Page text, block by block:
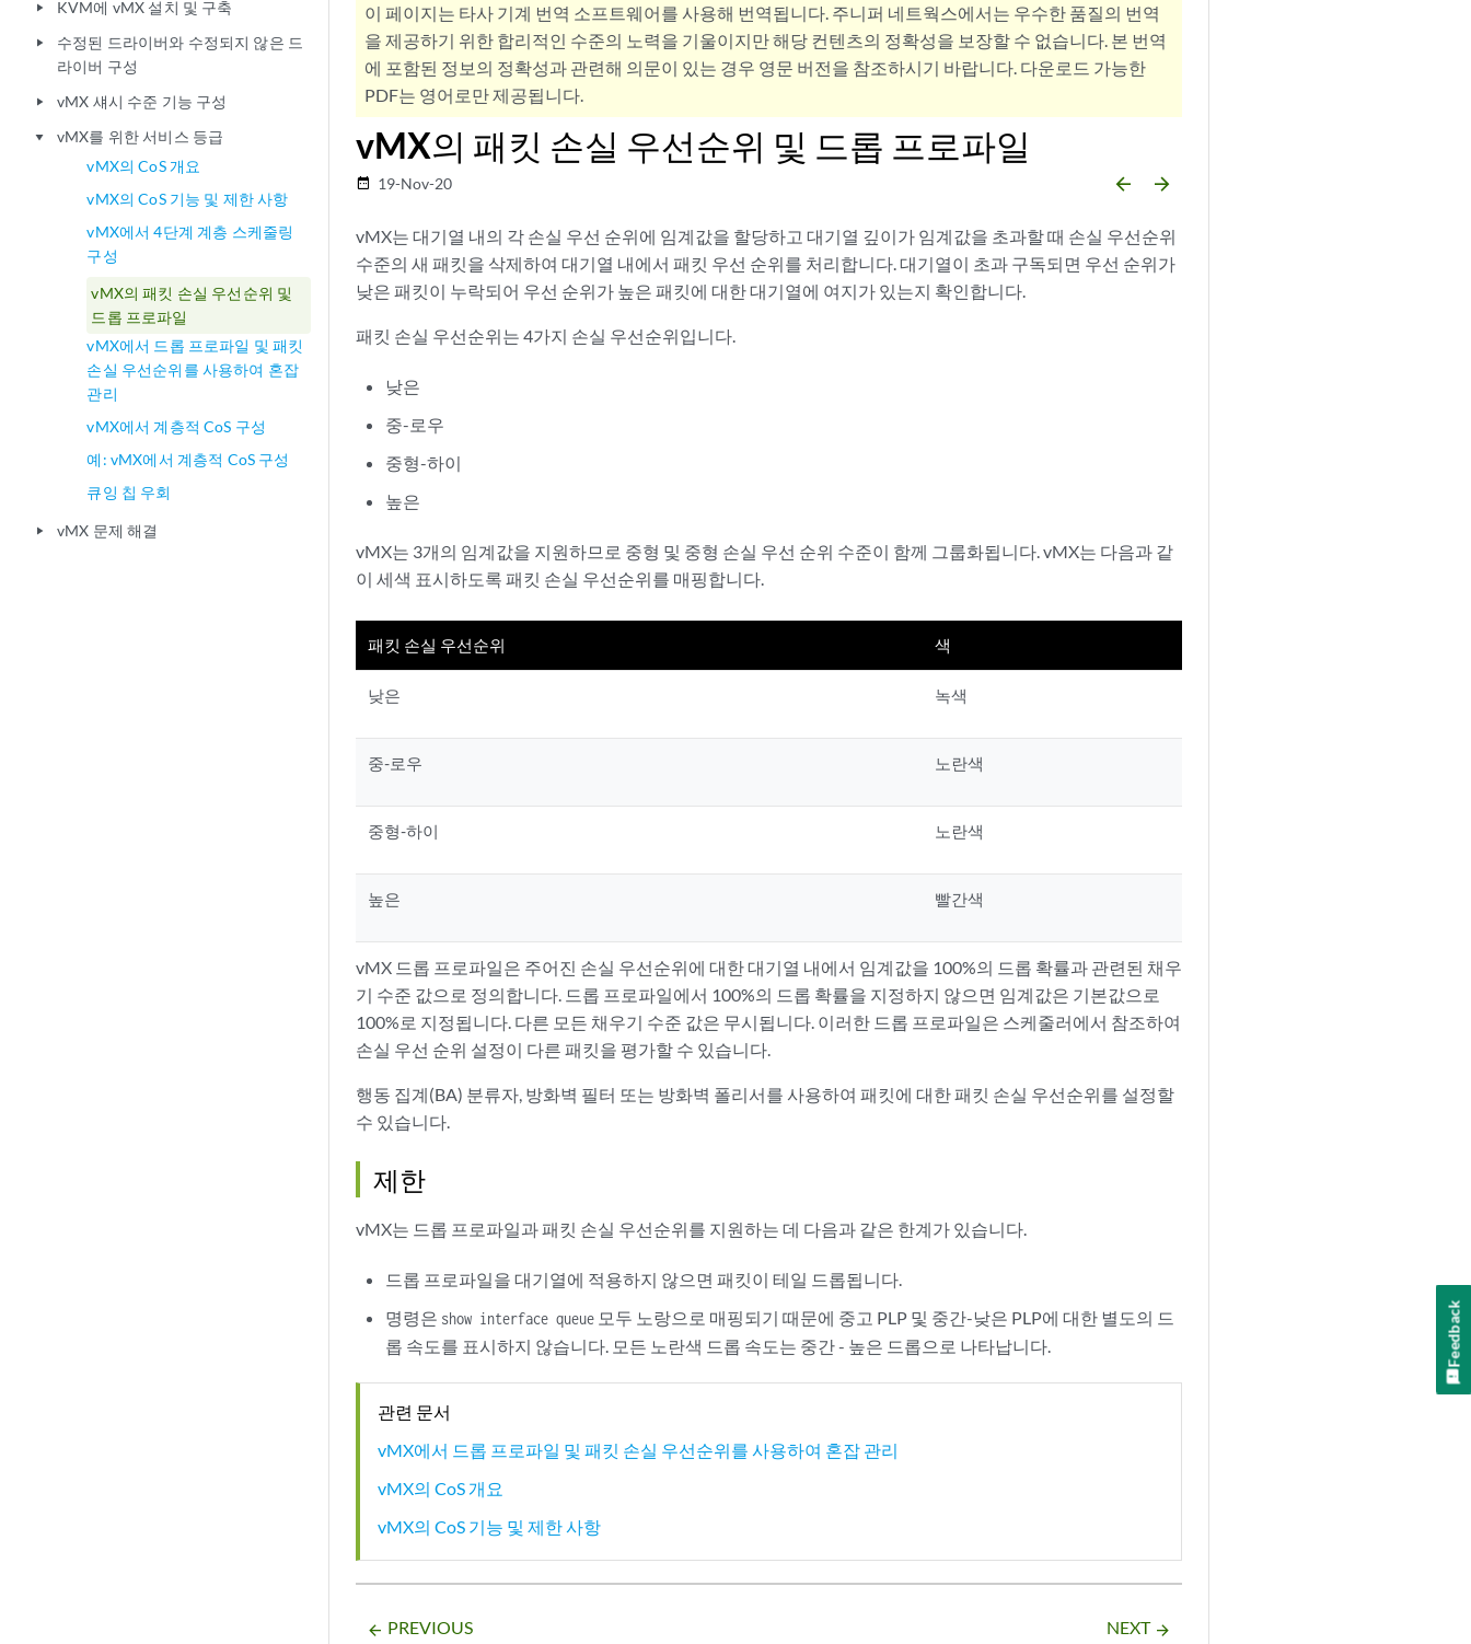
play_arrow KVM에 vMX 설치 및 구축
play_arrow
수정된 드라이버와 수정되지 않은 드
라이버 구성
play_arrow vMX 섀시 수준 기능 구성
play_arrow
vMX를 위한 서비스 등급
vMX의 CoS 개요
vMX의 CoS 기능 및 제한 사항
vMX에서 4단계 계층 스케줄링
구성
vMX의 패킷 손실 우선순위 및
드롭 프로파일
vMX에서 드롭 프로파일 및 패킷
손실 우선순위를 사용하여 혼잡
관리
vMX에서 계층적 CoS 구성
예: vMX에서 계층적 CoS 구성
큐잉 칩 우회
play_arrow vMX 문제 해결
이 페이지는 타사 기계 번역 소프트웨어를 사용해 번역됩니다. 주니퍼 네트웍스에서는 우수한 품질의 번역
을 제공하기 위한 합리적인 수준의 노력을 기울이지만 해당 컨텐츠의 정확성을 보장할 수 없습니다. 본 번역
에 포함된 정보의 정확성과 관련해 의문이 있는 경우 영문 버전을 참조하시기 바랍니다. 다운로드 가능한
PDF는 영어로만 제공됩니다.
vMX의 패킷 손실 우선순위 및 드롭 프로파일
date_range 19-Nov-20 arrow_backward arrow_forward
vMX는 대기열 내의 각 손실 우선 순위에 임계값을 할당하고 대기열 깊이가 임계값을 초과할 때 손실 우선순위
수준의 새 패킷을 삭제하여 대기열 내에서 패킷 우선 순위를 처리합니다. 대기열이 초과 구독되면 우선 순위가
낮은 패킷이 누락되어 우선 순위가 높은 패킷에 대한 대기열에 여지가 있는지 확인합니다.
패킷 손실 우선순위는 4가지 손실 우선순위입니다.
낮은
중-로우
중형-하이
높은
vMX는 3개의 임계값을 지원하므로 중형 및 중형 손실 우선 순위 수준이 함께 그룹화됩니다. vMX는 다음과 같
이 세색 표시하도록 패킷 손실 우선순위를 매핑합니다.
패킷 손실 우선순위 색
낮은 녹색
중-로우 노란색
중형-하이 노란색
높은 빨간색
vMX 드롭 프로파일은 주어진 손실 우선순위에 대한 대기열 내에서 임계값을 100%의 드롭 확률과 관련된 채우
기 수준 값으로 정의합니다. 드롭 프로파일에서 100%의 드롭 확률을 지정하지 않으면 임계값은 기본값으로
100%로 지정됩니다. 다른 모든 채우기 수준 값은 무시됩니다. 이러한 드롭 프로파일은 스케줄러에서 참조하여
손실 우선 순위 설정이 다른 패킷을 평가할 수 있습니다.
행동 집계(BA) 분류자, 방화벽 필터 또는 방화벽 폴리서를 사용하여 패킷에 대한 패킷 손실 우선순위를 설정할
수 있습니다.
제한
vMX는 드롭 프로파일과 패킷 손실 우선순위를 지원하는 데 다음과 같은 한계가 있습니다.
드롭 프로파일을 대기열에 적용하지 않으면 패킷이 테일 드롭됩니다.
명령은 show interface queue 모두 노랑으로 매핑되기 때문에 중고 PLP 및 중간-낮은 PLP에 대한 별도의 드
롭 속도를 표시하지 않습니다. 모든 노란색 드롭 속도는 중간 - 높은 드롭으로 나타납니다.
관련 문서
vMX에서 드롭 프로파일 및 패킷 손실 우선순위를 사용하여 혼잡 관리
vMX의 CoS 개요
vMX의 CoS 기능 및 제한 사항
arrow_backward PREVIOUS NEXT arrow_forward
Feedback